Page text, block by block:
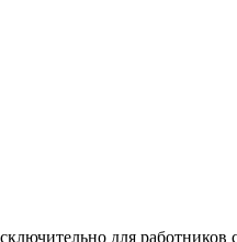
для работников